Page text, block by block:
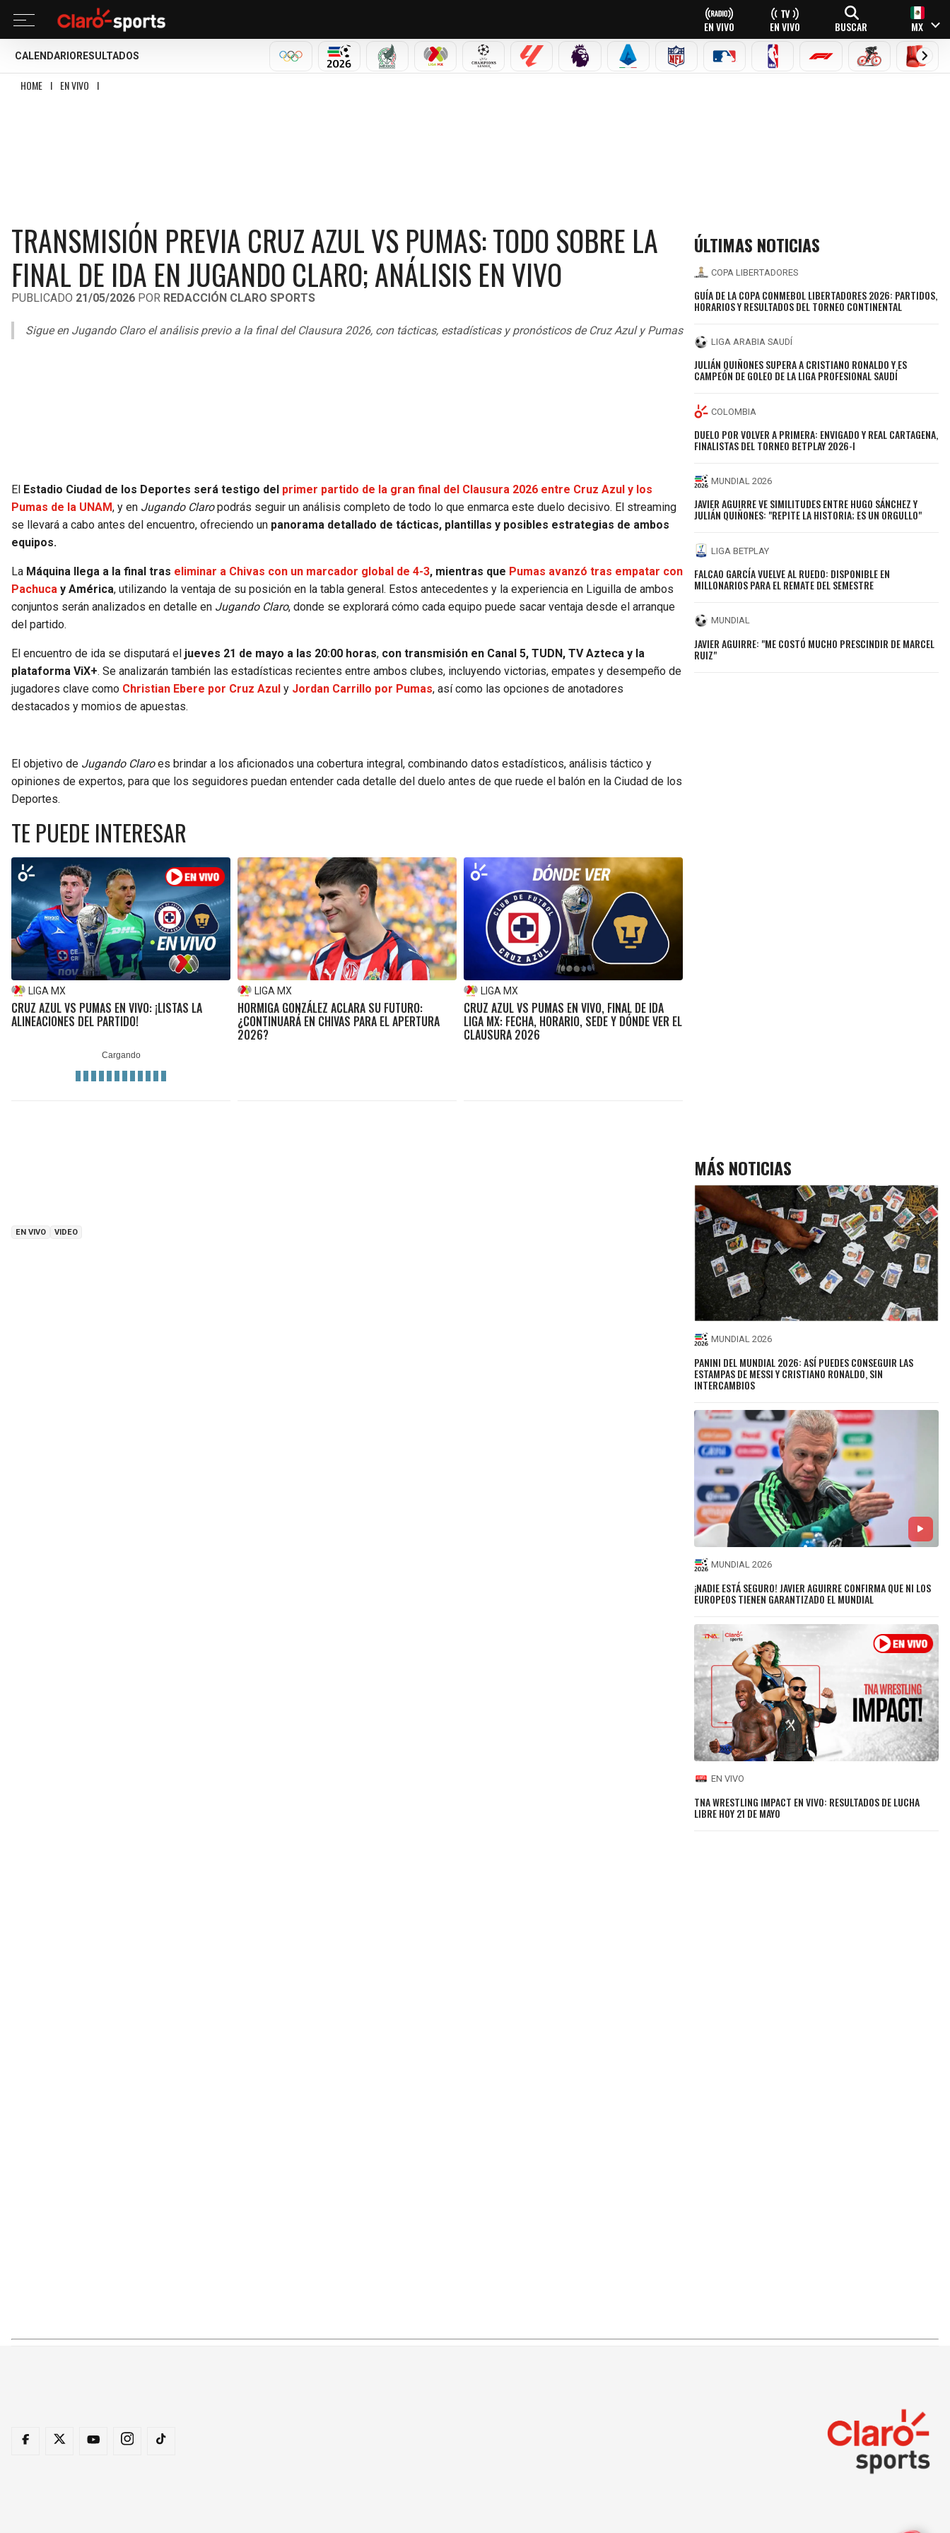
EN VIVO EN VIVO BUSCAR MX
CALENDARIO RESULTADOS
OLÍMPICOSMUNDIAL 2026SELECCIÓN MEXICANA
LIGA MX CHAMPIONS LEAGUE
LALIGA PREMIER LEAGUE
SERIE A NFL MLB NBA FÓRMULA 1CICLISMOBOXEO
HOME I EN VIVO I
TRANSMISIÓN PREVIA CRUZ AZUL VS PUMAS: TODO SOBRE LA
FINAL DE IDA EN JUGANDO CLARO; ANÁLISIS EN VIVO
PUBLICADO 21/05/2026 POR REDACCIÓN CLARO SPORTS
Sigue en Jugando Claroel análisis previo a la final del Clausura 2026, con tácticas, estadísticas y pronósticos de Cruz Azul y Pumas
El Estadio Ciudad de los Deportes será testigo del primer partido de la gran final del Clausura 2026 entre Cruz Azul y los
Pumas de la UNAM, y en Jugando Claropodrás seguir un análisis completo de todo lo que enmarca este duelo decisivo. El streaming
se llevará a cabo antes del encuentro, ofreciendo un panorama detallado de tácticas, plantillas y posibles estrategias de ambos
equipos.
La Máquina llega a la final tras eliminar a Chivas con un marcador global de 4-3, mientras que Pumas avanzó tras empatar con
Pachuca y América, utilizando la ventaja de su posición en la tabla general. Estos antecedentes y la experiencia en Liguilla de ambos
conjuntos serán analizados en detalle en Jugando Claro, donde se explorará cómo cada equipo puede sacar ventaja desde el arranque
del partido.
El encuentro de ida se disputará el jueves 21 de mayo a las 20:00 horas, con transmisión en Canal 5, TUDN, TV Azteca y la
plataforma ViX+. Se analizarán también las estadísticas recientes entre ambos clubes, incluyendo victorias, empates y desempeño de
jugadores clave como Christian Ebere por Cruz Azul y Jordan Carrillo por Pumas, así como las opciones de anotadores
destacados y momios de apuestas.
El objetivo de Jugando Claroes brindar a los aficionados una cobertura integral, combinando datos estadísticos, análisis táctico y
opiniones de expertos, para que los seguidores puedan entender cada detalle del duelo antes de que ruede el balón en la Ciudad de los
Deportes.
TE PUEDE INTERESAR
LIGA MX
CRUZ AZUL VS PUMAS EN VIVO: ¡LISTAS LA
ALINEACIONES DEL PARTIDO!
LIGA MX
HORMIGA GONZÁLEZ ACLARA SU FUTURO:
¿CONTINUARÁ EN CHIVAS PARA EL APERTURA
2026?
LIGA MX
CRUZ AZUL VS PUMAS EN VIVO, FINAL DE IDA
LIGA MX: FECHA, HORARIO, SEDE Y DÓNDE VER EL
CLAUSURA 2026
EN VIVO VIDEO
ÚLTIMAS NOTICIAS
COPA LIBERTADORES
GUÍA DE LA COPA CONMEBOL LIBERTADORES 2026: PARTIDOS,
HORARIOS Y RESULTADOS DEL TORNEO CONTINENTAL
LIGA ARABIA SAUDÍ
JULIÁN QUIÑONES SUPERA A CRISTIANO RONALDO Y ES
CAMPEÓN DE GOLEO DE LA LIGA PROFESIONAL SAUDÍ
COLOMBIA
DUELO POR VOLVER A PRIMERA: ENVIGADO Y REAL CARTAGENA,
FINALISTAS DEL TORNEO BETPLAY 2026-I
MUNDIAL 2026
JAVIER AGUIRRE VE SIMILITUDES ENTRE HUGO SÁNCHEZ Y
JULIÁN QUIÑONES: "REPITE LA HISTORIA; ES UN ORGULLO"
LIGA BETPLAY
FALCAO GARCÍA VUELVE AL RUEDO: DISPONIBLE EN
MILLONARIOS PARA EL REMATE DEL SEMESTRE
MUNDIAL
JAVIER AGUIRRE: "ME COSTÓ MUCHO PRESCINDIR DE MARCEL
RUIZ"
MÁS NOTICIAS
MUNDIAL 2026
PANINI DEL MUNDIAL 2026: ASÍ PUEDES CONSEGUIR LAS
ESTAMPAS DE MESSI Y CRISTIANO RONALDO, SIN
INTERCAMBIOS
MUNDIAL 2026
¡NADIE ESTÁ SEGURO! JAVIER AGUIRRE CONFIRMA QUE NI LOS
EUROPEOS TIENEN GARANTIZADO EL MUNDIAL
EN VIVO
TNA WRESTLING IMPACT EN VIVO: RESULTADOS DE LUCHA
LIBRE HOY 21 DE MAYO